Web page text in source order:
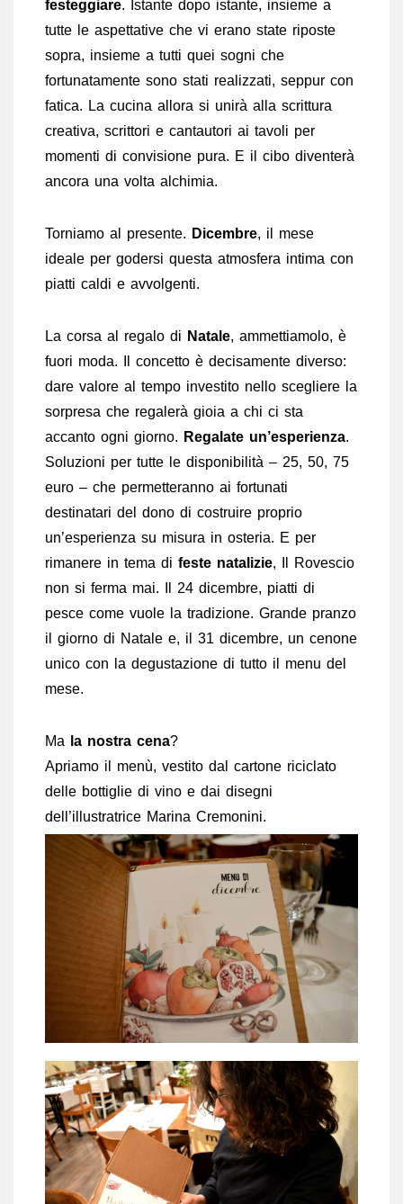
festeggiare. Istante dopo istante, insieme a
tutte le aspettative che vi erano state riposte
sopra, insieme a tutti quei sogni che
fortunatamente sono stati realizzati, seppur con
fatica. La cucina allora si unirà alla scrittura
creativa, scrittori e cantautori ai tavoli per
momenti di convisione pura. E il cibo diventerà
ancora una volta alchimia.
Torniamo al presente. Dicembre, il mese
ideale per godersi questa atmosfera intima con
piatti caldi e avvolgenti.
La corsa al regalo di Natale, ammettiamolo, è
fuori moda. Il concetto è decisamente diverso:
dare valore al tempo investito nello scegliere la
sorpresa che regalerà gioia a chi ci sta
accanto ogni giorno. Regalate un’esperienza.
Soluzioni per tutte le disponibilità – 25, 50, 75
euro – che permetteranno ai fortunati
destinatari del dono di costruire proprio
un’esperienza su misura in osteria. E per
rimanere in tema di feste natalizie, Il Rovescio
non si ferma mai. Il 24 dicembre, piatti di
pesce come vuole la tradizione. Grande pranzo
il giorno di Natale e, il 31 dicembre, un cenone
unico con la degustazione di tutto il menu del
mese.
Ma la nostra cena?
Apriamo il menù, vestito dal cartone riciclato
delle bottiglie di vino e dai disegni
dell’illustratrice Marina Cremonini.